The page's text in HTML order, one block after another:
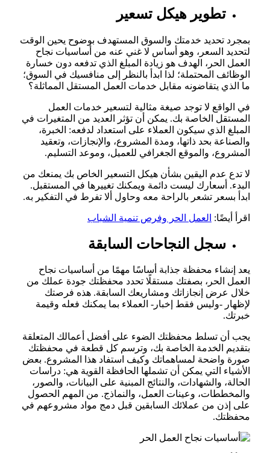
تطوير هيكل تسعير
بمجرد تحديد خدمتك والسوق المستهدف بوضوح يحين الوقت
لتحديد السعر، وهو أساس لا غني عنه من أساسيات نجاح
العمل الحر، الهدف هو زيادة المبلغ الذي تدفعه دون خسارة
الوظائف المحتملة؛ لذا ابدأ بالنظر إلى منافسيك في السوق؛
ما الذي يتقاضونه مقابل خدمات العمل المستقل المماثلة؟
في الواقع لا توجد صيغة مثالية لتسعير خدمات العمل
المستقل الخاصة بك. يمكن أن تؤثر العديد من المتغيرات في
المبلغ الذي سيكون العملاء على استعداد لدفعه: الخبرة،
والصناعة بحد ذاتها، ومدة المشروع، والإنجازات، وتعقيد
المشروع، والموقع الجغرافي للعميل، وموعد التسليم.
لا تدع عدم اليقين بشأن هيكل التسعير الخاص بك يمنعك من
البدء. أسعارك ليست دائمة ويمكنك تغييرها في المستقبل.
ابدأ بسعر تشعر بالراحة معه وحاول ألا تفرط في التفكير به.
اقرأ أيضًا: العمل الحر وفرص تنمية الشباب
سجل النجاحات السابقة
يعد إنشاء محفظة جذابة أساسًا مهمًا من أساسيات نجاح
العمل الحر، بصفتك مستقلًا تحدد محفظتك جودة عملك من
خلال عرض إنجازاتك ومشاريعك السابقة. هذه فرصتك
لإظهار -وليس فقط إخبار- العملاء بما يمكنك فعله وقيمة
خبرتك.
يجب أن تسلط محفظتك الضوء على أفضل أعمالك المتعلقة
بتقديم الخدمة الخاصة بك، وترسم كل قطعة في محفظتك
صورة واضحة لمساهماتك وكيف استفاد هذا المشروع. بعض
الأشياء التي يمكن أن تشملها الحافظة القوية هي: دراسات
الحالة، والشهادات، والنتائج المبنية على البيانات، والصور،
والمخططات، وعينات العمل، والنماذج. من المهم الحصول
على إذن من عملائك السابقين قبل دمج مواد مشروعهم في
محفظتك.